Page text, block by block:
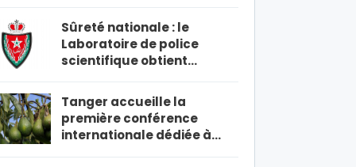
Sûreté nationale : le
Laboratoire de police
scientifique obtient…
Tanger accueille la
première conférence
internationale dédiée à…